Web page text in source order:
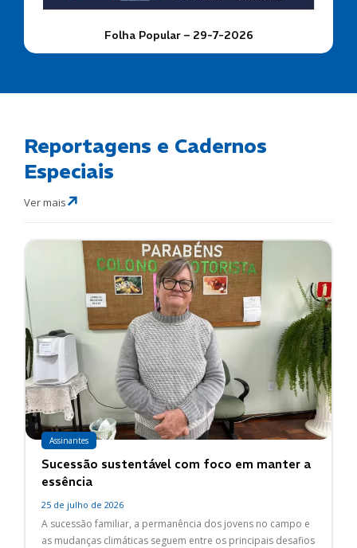
Folha Popular – 29-7-2026
Reportagens e Cadernos
Especiais
Ver mais
Assinantes
Sucessão sustentável com foco em manter a
essência
25 de julho de 2026
A sucessão familiar, a permanência dos jovens no campo e
as mudanças climáticas seguem entre os principais desafios